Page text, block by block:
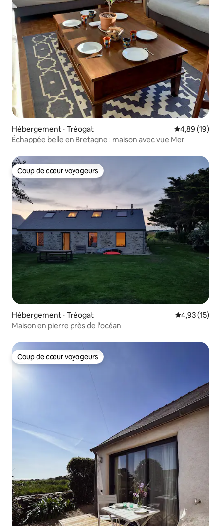
Hébergement ⋅ Tréogat Évaluation
4,89 (19)
Échappée belle en Bretagne : maison avec vue Mer
Coup de cœur voyageurs
Coup de cœur voyageurs
Hébergement ⋅ Tréogat Évaluation
4,93 (15)
Maison en pierre près de l'océan
Coup de cœur voyageurs
Coup de cœur voyageurs